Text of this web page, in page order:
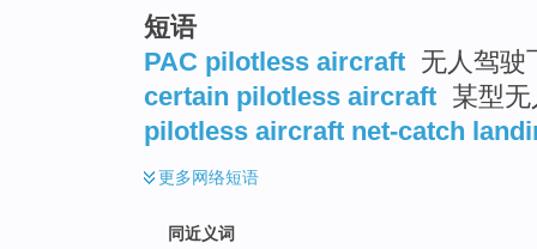
短语
PAC pilotless aircraft 无人驾驶
certain pilotless aircraft 某型
pilotless aircraft net-catch
更多网络短语
同近义词